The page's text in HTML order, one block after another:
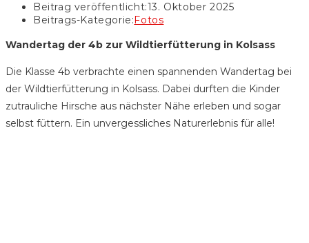
Beitrag veröffentlicht:13. Oktober 2025
Beitrags-Kategorie:Fotos
Wandertag der 4b zur Wildtierfütterung in Kolsass
Die Klasse 4b verbrachte einen spannenden Wandertag bei
der Wildtierfütterung in Kolsass. Dabei durften die Kinder
zutrauliche Hirsche aus nächster Nähe erleben und sogar
selbst füttern. Ein unvergessliches Naturerlebnis für alle!